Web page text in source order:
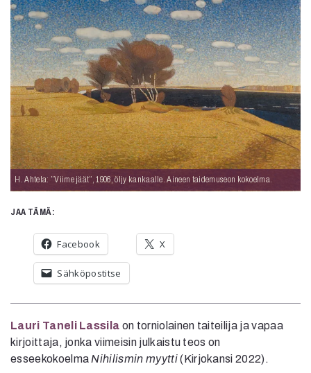
H. Ahtela: ”Viime jäät”, 1906, öljy kankaalle. Aineen taidemuseon kokoelma.
JAA TÄMÄ:
Facebook X
Sähköpostitse
Lauri Taneli Lassila on torniolainen taiteilija ja vapaa
kirjoittaja, jonka viimeisin julkaistu teos on
esseekokoelma Nihilismin myytti(Kirjokansi 2022).